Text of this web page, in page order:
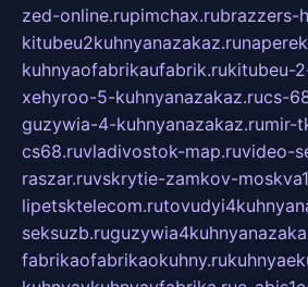
zed-online.rupimchax.rubrazzers-
kitubeu2kuhnyanazakaz.ru
kuhnyaofabrikaufabrik.rukitubeu-
xehyroo-5-kuhnyanazakaz.rucs-
guzywia-4-kuhnyanazakaz.rumir-
cs68.ruvladivostok-map.ruvideo-
raszar.ruvskrytie-zamkov-
lipetsktelecom.ru
seksuzb.ru
fabrikaofabrikaokuhny.ru